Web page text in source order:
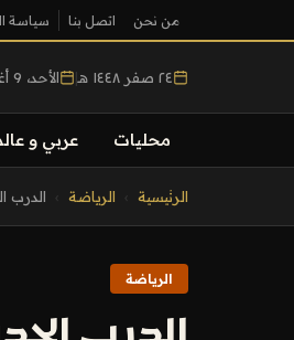
من نحن اتصل بنا سياسة
٢٤ صفر ١٤٤٨ هـ | الأحد، 9 أغسطس 2026
محليات عربي و
الرئيسية الرياضة الدرب
الرياضة